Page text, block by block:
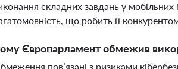
складних завдань у мобільних
що робить її
Європарламент обмежив
пов’язані з ризиками